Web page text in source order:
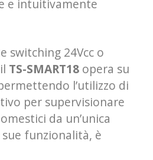
e intuitivamente
switching 24Vcc o
TS-SMART18 opera su
l’utilizzo di
per supervisionare
da un’unica
funzionalità, è